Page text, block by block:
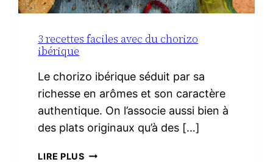
3 recettes faciles avec du chorizo
ibérique
Le chorizo ibérique séduit par sa
richesse en arômes et son caractère
authentique. On l’associe aussi bien à
des plats originaux qu’à des […]
LIRE PLUS3